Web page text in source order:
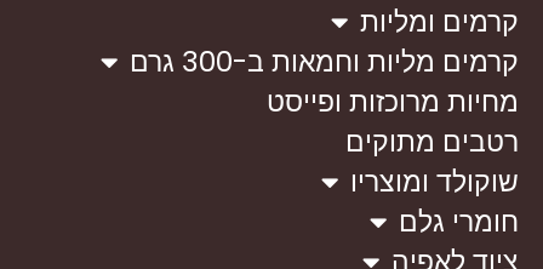
קרמים ומליות
קרמים מליות וחמאות ב-300 גרם
מחיות מרוכזות ופייסט
רטבים מתוקים
שוקולד ומוצריו
חומרי גלם